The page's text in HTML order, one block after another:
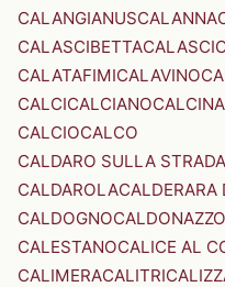
CALANGIANUSCALANNA
CALASCIBETTA
CALATAFIMICALAVINO
CALCICALCIANO
CALCIOCALCO
CALDARO SULLA
CALDAROLACALDERARA
CALDOGNOCALDONAZZO
CALESTANOCALICE AL
CALIMERACALITRI